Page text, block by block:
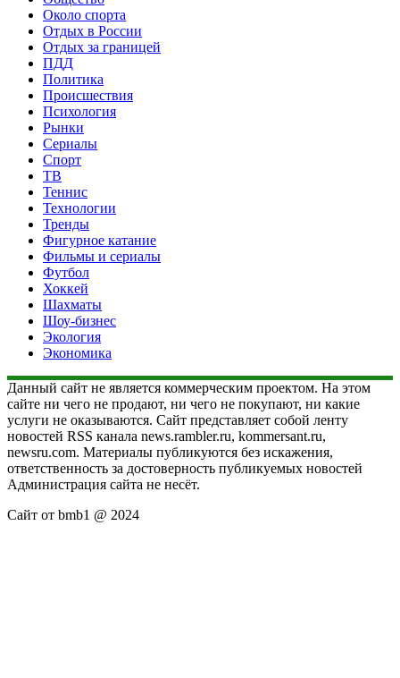
Около спорта
Отдых в России
Отдых за границей
ПДД
Политика
Происшествия
Психология
Рынки
Сериалы
Спорт
ТВ
Теннис
Технологии
Тренды
Фигурное катание
Фильмы и сериалы
Футбол
Хоккей
Шахматы
Шоу-бизнес
Экология
Экономика
Данный сайт не является коммерческим проектом. На этом
сайте ни чего не продают, ни чего не покупают, ни какие
услуги не оказываются. Сайт представляет собой ленту
новостей RSS канала news.rambler.ru, kommersant.ru,
newsru.com. Материалы публикуются без искажения,
ответственность за достоверность публикуемых новостей
Администрация сайта не несёт.
Сайт от bmb1 @ 2024